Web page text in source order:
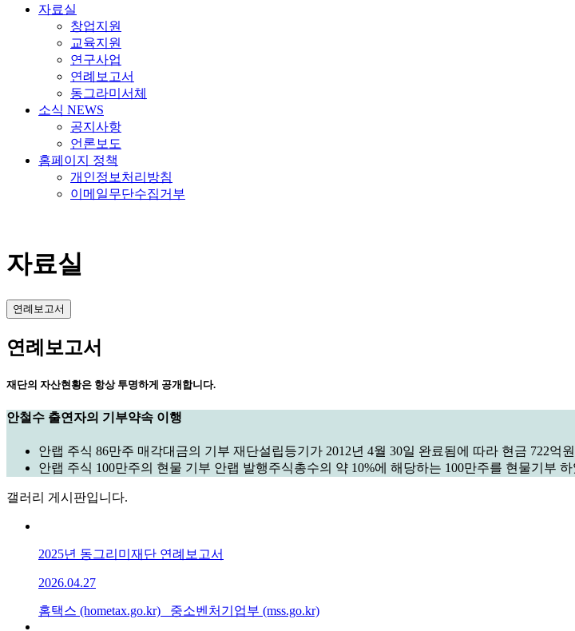
자료실
창업지원
교육지원
연구사업
연례보고서
동그라미서체
소식 NEWS
공지사항
언론보도
홈페이지 정책
개인정보처리방침
이메일무단수집거부
자료실
연례보고서
연례보고서
재단의 자산현황은 항상 투명하게 공개합니다.
안철수 출연자의 기부약속 이행
안랩 주식 86만주 매각대금의 기부 재단설립등기가 2012년 4월 30일 완료됨에 따라 현금 722
안랩 주식 100만주의 현물 기부 안랩 발행주식총수의 약 10%에 해당하는 100만주를 현물기부
갤러리 게시판입니다.
2025년 동그리미재단 연례보고서
2026.04.27
홈택스 (hometax.go.kr) 중소벤처기업부 (mss.go.kr)